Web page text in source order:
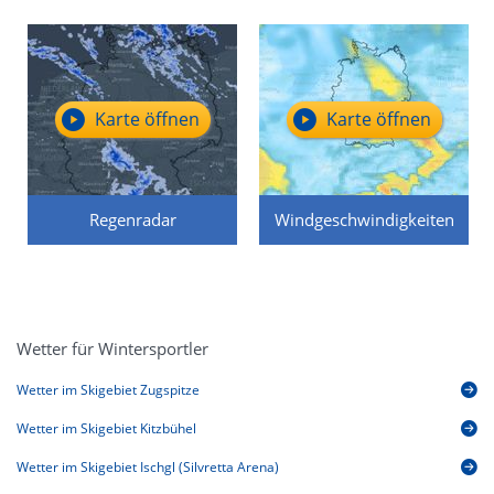
Regenradar
Karte öffnen
Windgeschwindigkeiten
Karte öffnen
Wetter für Wintersportler
Wetter im Skigebiet Zugspitze
Wetter im Skigebiet Kitzbühel
Wetter im Skigebiet Ischgl (Silvretta Arena)